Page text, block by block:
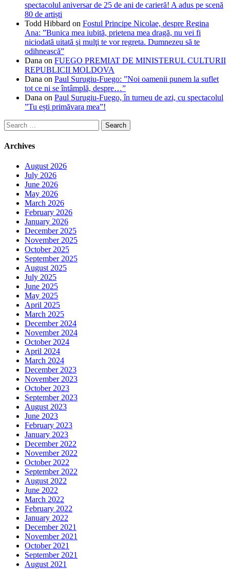
spectacolul aniversar de 25 de ani de carieră! A adus pe scenă
80 de artiști
Todd Hibbard on Fostul Principe Nicolae, despre Regina
Ana: ”Bunica mea iubită, prietena mea dragă, nu vei fi
niciodată uitată şi mulţi te vor regreta. Dumnezeu să te
odihnească”
Dana on FUEGO PREMIAT DE MINISTERUL CULTURII
REPUBLICII MOLDOVA
Dana on Paul Surugiu-Fuego: ”Noi oamenii punem la suflet
tot ce ni se întâmplă, despre…”
Dana on Paul Surugiu-Fuego, în turneu de azi, cu spectacolul
”Tu ești primăvara mea”!
Search
for:
Archives
August 2026
July 2026
June 2026
May 2026
March 2026
February 2026
January 2026
December 2025
November 2025
October 2025
September 2025
August 2025
July 2025
June 2025
May 2025
April 2025
March 2025
December 2024
November 2024
October 2024
April 2024
March 2024
December 2023
November 2023
October 2023
September 2023
August 2023
June 2023
February 2023
January 2023
December 2022
November 2022
October 2022
September 2022
August 2022
June 2022
March 2022
February 2022
January 2022
December 2021
November 2021
October 2021
September 2021
August 2021